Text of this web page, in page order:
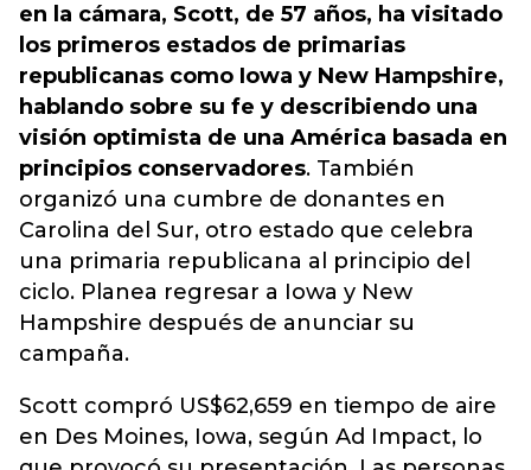
en la cámara, Scott, de 57 años, ha visitado
los primeros estados de primarias
republicanas como Iowa y New Hampshire,
hablando sobre su fe y describiendo una
visión optimista de una América basada en
principios conservadores. También
organizó una cumbre de donantes en
Carolina del Sur, otro estado que celebra
una primaria republicana al principio del
ciclo. Planea regresar a Iowa y New
Hampshire después de anunciar su
campaña.
Scott compró US$62,659 en tiempo de aire
en Des Moines, Iowa, según Ad Impact, lo